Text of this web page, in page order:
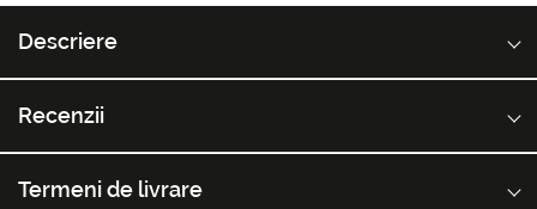
Descriere
Recenzii
Termeni de livrare